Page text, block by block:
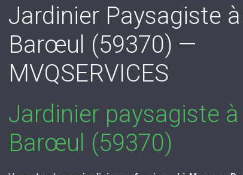
Jardinier Paysagiste
Barœul (59370) —
MVQSERVICES
Jardinier paysagiste
Barœul (59370)